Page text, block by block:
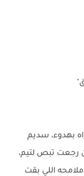
بهدوء، سديم
رجعت تبص لتيم،
اللي بقت